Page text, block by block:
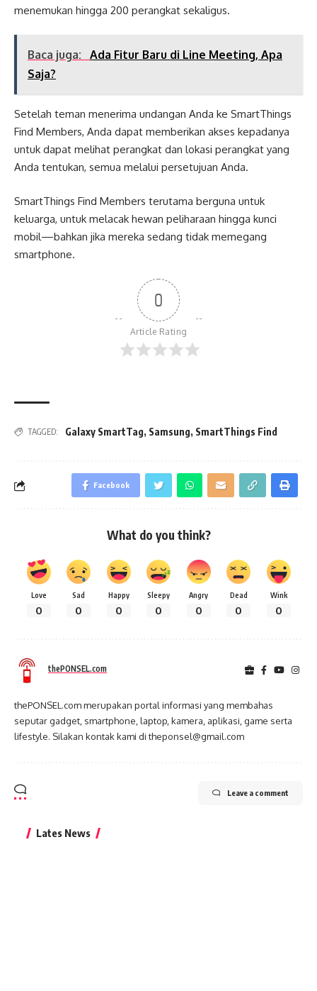
menemukan hingga 200 perangkat sekaligus.
Baca juga:
Ada Fitur Baru di Line Meeting, Apa
Saja?
Setelah teman menerima undangan Anda ke SmartThings
Find Members, Anda dapat memberikan akses kepadanya
untuk dapat melihat perangkat dan lokasi perangkat yang
Anda tentukan, semua melalui persetujuan Anda.
SmartThings Find Members terutama berguna untuk
keluarga, untuk melacak hewan peliharaan hingga kunci
mobil—bahkan jika mereka sedang tidak memegang
smartphone.
0
Article Rating
TAGGED: Galaxy SmartTag, Samsung, SmartThings Find
Facebook
What do you think?
Love
0
Sad
0
Happy
0
Sleepy
0
Angry
0
Dead
0
Wink
0
thePONSEL.com
thePONSEL.com merupakan portal informasi yang membahas
seputar gadget, smartphone, laptop, kamera, aplikasi, game serta
lifestyle. Silakan kontak kami di theponsel@gmail.com
Leave a comment
Lates News